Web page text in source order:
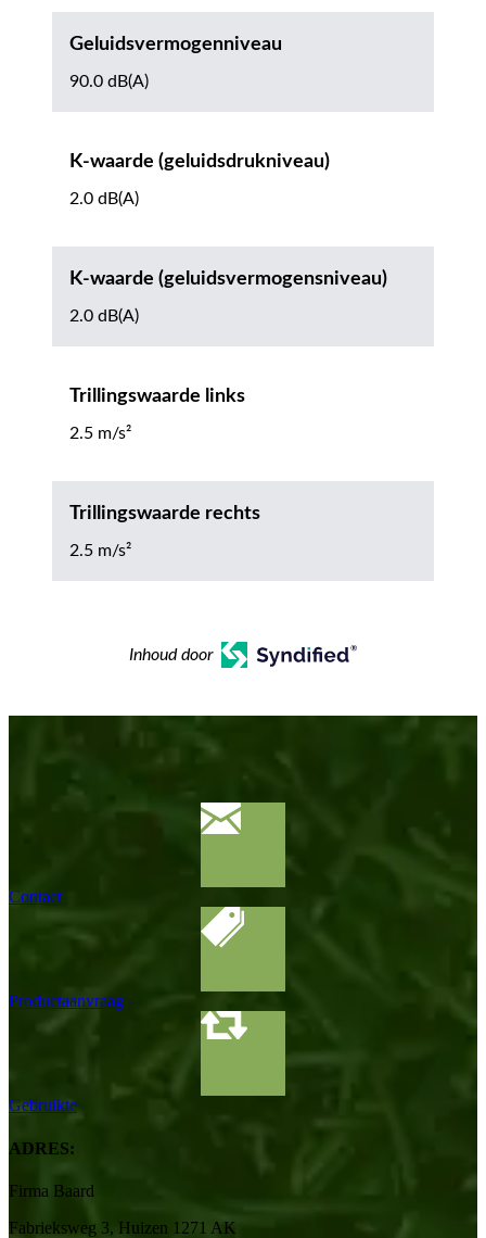
Geluidsvermogenniveau
90.0 dB(A)
K-waarde (geluidsdrukniveau)
2.0 dB(A)
K-waarde (geluidsvermogensniveau)
2.0 dB(A)
Trillingswaarde links
2.5 m/s²
Trillingswaarde rechts
2.5 m/s²
Inhoud door
Contact
Productaanvraag
Gebruikte
ADRES:
Firma Baard
Fabrieksweg 3, Huizen 1271 AK